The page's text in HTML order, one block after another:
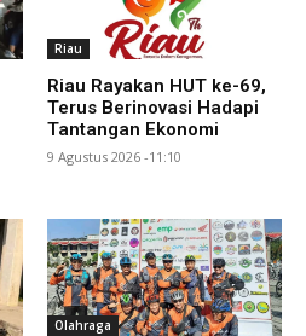
Riau
Riau Rayakan HUT ke-69,
Terus Berinovasi Hadapi
Tantangan Ekonomi
9 Agustus 2026 -11:10
Olahraga